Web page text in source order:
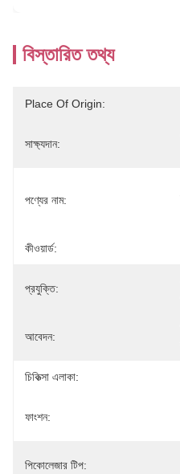
বিস্তারিত তথ্য
Place Of Origin:
সাক্ষ্যদান:
পণ্যের নাম:
কীওয়ার্ড:
প্রযুক্তি:
আবেদন:
চিকিত্সা এলাকা:
ফাংশন:
পিকোলেজার টিপ: